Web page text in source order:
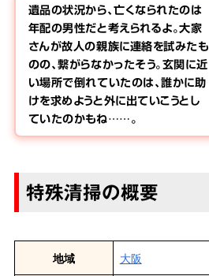
遺品の状況から、亡くなられたのは
年配の男性だと考えられるよ。大家
さんが故人の親族に連絡を試みたも
のの、繋がらなかったそう。玄関に近
い場所で倒れていたのは、誰かに助
けを求めようと外に出ていこうとし
ていたのかもね……。
特殊清掃の概要
地域
大阪